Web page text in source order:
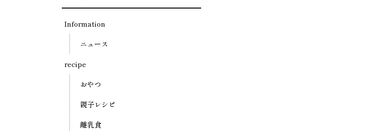
Information
ニュース
recipe
おやつ
親子レシピ
離乳食